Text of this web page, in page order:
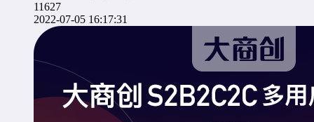
11627
2022-07-05 16:17:31